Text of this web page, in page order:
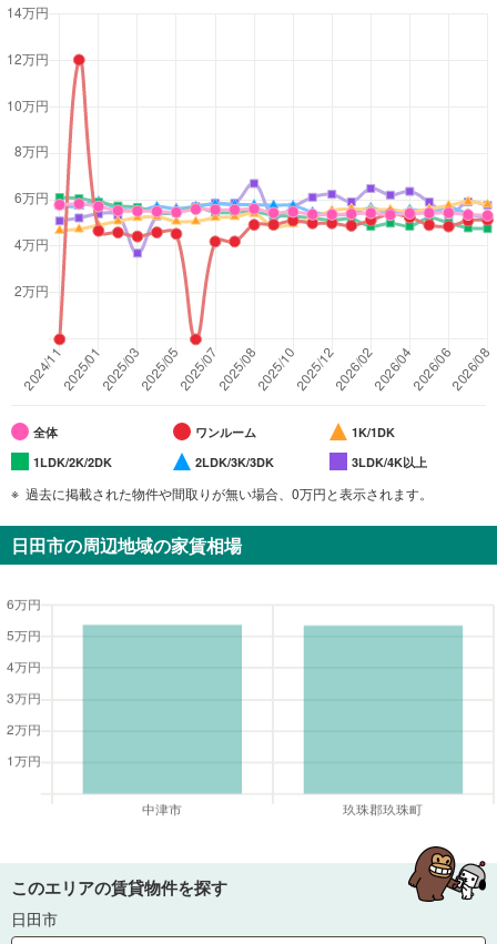
全体 ワンルーム
1K/1DK
1LDK/2K/2DK
2LDK/3K/3DK 3LDK/4K以上
過去に掲載された物件や間取りが無い場合、0万円と表示されます。
日田市の周辺地域の家賃相場
このエリアの賃貸物件を探す
日田市